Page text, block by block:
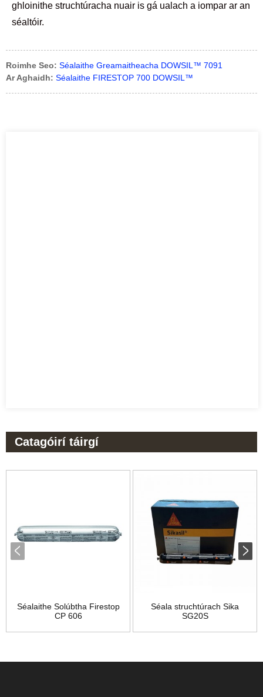
ghloinithe struchtúracha nuair is gá ualach a iompar ar an
séaltóir.
Roimhe Seo: Séalaithe Greamaitheacha DOWSIL™ 7091
Ar Aghaidh: Séalaithe FIRESTOP 700 DOWSIL™
Catagóirí táirgí
Séalaithe Solúbtha Firestop
CP 606
Séala struchtúrach Sika
SG20S